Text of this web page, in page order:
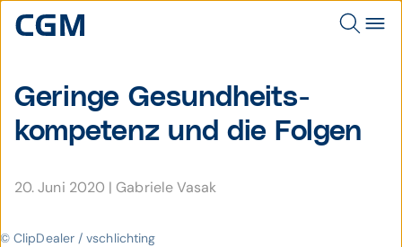
Geringe Gesundheits­
kompetenz und die Folgen
20. Juni 2020 | Gabriele Vasak
© ClipDealer / vschlichting